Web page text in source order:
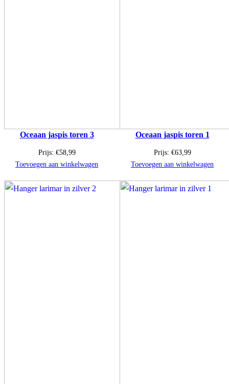
Oceaan jaspis toren 3
Prijs: €58,99
Toevoegen aan winkelwagen
Oceaan jaspis toren 1
Prijs: €63,99
Toevoegen aan winkelwagen